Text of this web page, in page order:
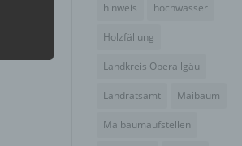
hinweis hochwasser
Holzfällung
Landkreis Oberallgäu
Landratsamt Maibaum
Maibaumaufstellen